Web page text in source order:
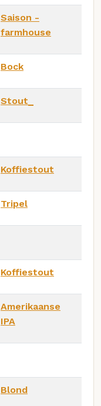
Saison -
farmhouse
Bock
Stout_
Koffiestout
Tripel
Koffiestout
Amerikaanse
IPA
Blond